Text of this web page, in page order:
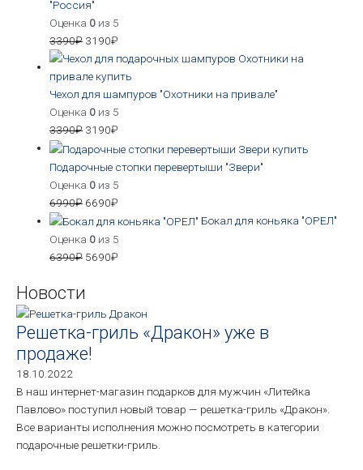
"Россия"
Оценка 0 из 5
3390₽ 3190₽
Чехол для шампуров "Охотники на привале"
Оценка 0 из 5
3390₽ 3190₽
Подарочные стопки перевертыши "Звери"
Оценка 0 из 5
6990₽ 6690₽
Бокал для коньяка "ОРЕЛ"
Оценка 0 из 5
6390₽ 5690₽
Новости
Решетка-гриль «Дракон» уже в
продаже!
18.10.2022
В наш интернет-магазин подарков для мужчин «Литейка
Павлово» поступил новый товар — решетка-гриль «Дракон».
Все варианты исполнения можно посмотреть в категории
подарочные решетки-гриль.